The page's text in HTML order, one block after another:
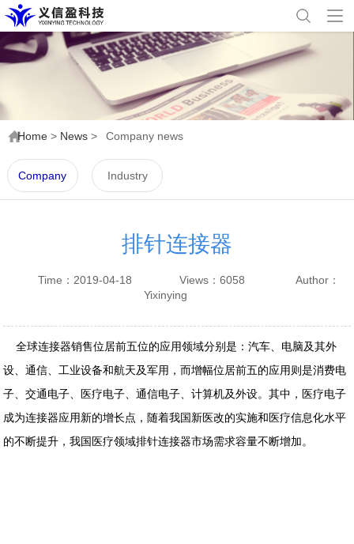
Home > News > Company news
Company Industry
排针连接器
Time：2019-04-18 Views：6058
Author：
Yixinying
全球连接器销售位居前五位的应用领域分别是：汽车、电脑及其外
设、通信、工业设备和航天及军用，而增幅位居前五的应用则是消费电
子、交通电子、医疗电子、通信电子、计算机及外设。其中，医疗电子
成为连接器应用新的增长点，随着我国新医改的实施和医疗信息化水平
的不断提升，我国医疗领域排针连接器市场需求容量不断增加。